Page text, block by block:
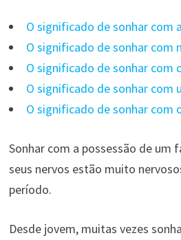
O significado de sonhar com
O significado de sonhar com
O significado de sonhar com
O significado de sonhar com
O significado de sonhar com
Sonhar com a possessão de um
seus nervos estão muito
período.
Desde jovem, muitas vezes